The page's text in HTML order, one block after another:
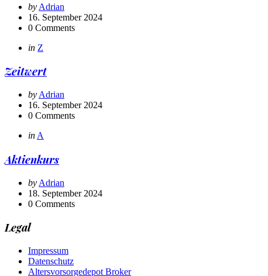
Posted
by
by Adrian
16. September 2024
0 Comments
Categories
Posted
in Z
Zeitwert
Posted
by
by Adrian
16. September 2024
0 Comments
Categories
Posted
in A
Aktienkurs
Posted
by
by Adrian
18. September 2024
0 Comments
Legal
Impressum
Datenschutz
Altersvorsorgedepot Broker